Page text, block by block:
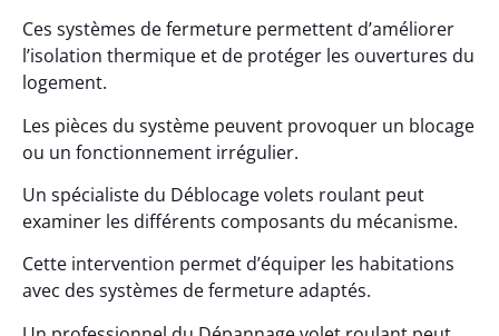
Ces systèmes de fermeture permettent d’améliorer
l’isolation thermique et de protéger les ouvertures du
logement.
Les pièces du système peuvent provoquer un blocage
ou un fonctionnement irrégulier.
Un spécialiste du Déblocage volets roulant peut
examiner les différents composants du mécanisme.
Cette intervention permet d’équiper les habitations
avec des systèmes de fermeture adaptés.